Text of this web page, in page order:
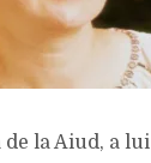
la Aiud, a lui